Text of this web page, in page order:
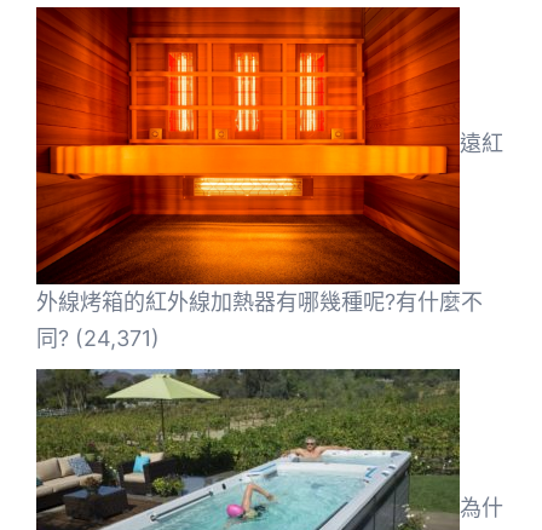
遠紅
外線烤箱的紅外線加熱器有哪幾種呢?有什麼不
同? (24,371)
為什